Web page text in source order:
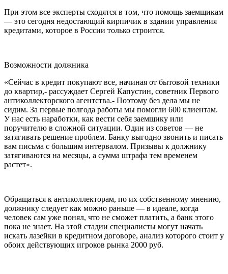
При этом все эксперты сходятся в том, что помощь заемщикам
— это сегодня недостающий кирпичик в здании управления
кредитами, которое в России только строится.
Возможности должника
«Сейчас в кредит покупают все, начиная от бытовой техники
до квартир,- рассуждает Сергей Капустин, советник Первого
антиколлекторского агентства.- Поэтому без дела мы не
сидим. За первые полгода работы мы помогли 600 клиентам.
У нас есть наработки, как вести себя заемщику или
поручителю в сложной ситуации. Один из советов — не
затягивать решение проблем. Банку выгодно звонить и писать
вам письма с большим интервалом. Призывы к должнику
затягиваются на месяцы, а сумма штрафа тем временем
растет».
Обращаться к антиколлекторам, по их собственному мнению,
должнику следует как можно раньше — в идеале, когда
человек сам уже понял, что не сможет платить, а банк этого
пока не знает. На этой стадии специалисты могут начать
искать лазейки в кредитном договоре, анализ которого стоит у
обоих действующих игроков рынка 2000 руб.